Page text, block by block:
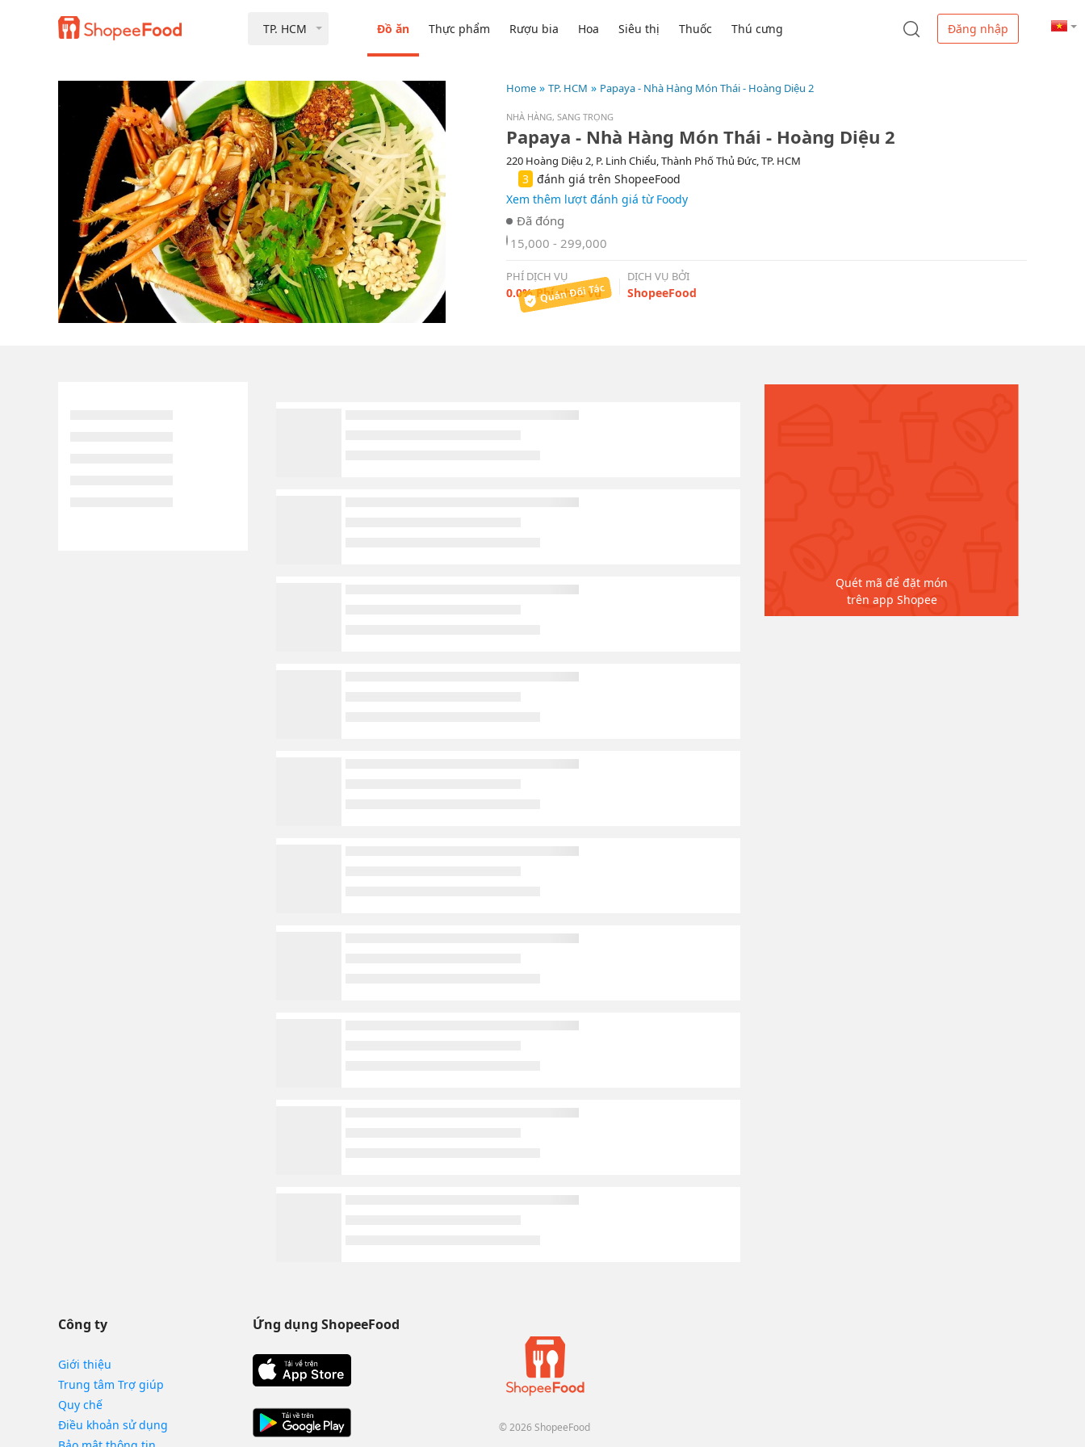
TP. HCM Đồ ăn Thực phẩm Rượu bia Hoa Siêu thị Thuốc Thú cưng Đăng nhập
Home TP. HCM Papaya - Nhà Hàng Món Thái - Hoàng Diệu 2
NHÀ HÀNG, SANG TRỌNG
Papaya - Nhà Hàng Món Thái - Hoàng Diệu 2
220 Hoàng Diệu 2, P. Linh Chiểu, Thành Phố Thủ Đức, TP. HCM
3 đánh giá trên ShopeeFood
Xem thêm lượt đánh giá từ Foody
15,000 - 299,000
PHÍ DỊCH VỤ
0.0% Phí phục vụ
DỊCH VỤ BỞI
ShopeeFood
Quét mã để đặt món
trên app Shopee
Công ty
Giới thiệu
Trung tâm Trợ giúp
Quy chế
Điều khoản sử dụng
Ứng dụng ShopeeFood
© 2026 ShopeeFood